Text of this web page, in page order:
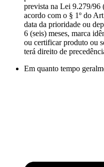
prevista na Lei 9.279/96
acordo com o § 1º do
data da prioridade ou
6 (seis) meses, marca
ou certificar produto ou
terá direito de
Em quanto tempo